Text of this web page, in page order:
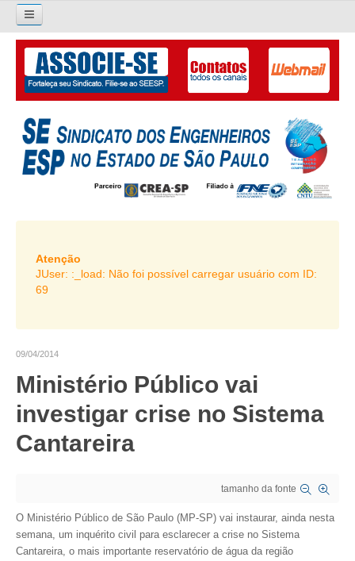
Pesquisar...
O SINDICATO
APRESENTAÇÃO
PALAVRA DO PRESIDENTE
DIRETORIA
LIVRO GESTÃO 2026-2029
SUBSEDES SINDICAIS
ORGANOGRAMA
CRESCE BRASIL
CONSELHO TECNOLÓGICO
HISTÓRICO E ATUAÇÃO
CONSELHOS ASSESSORES
PERSONALIDADES DA TECNOLOGIA
Atenção
JUser: :_load: Não foi possível carregar usuário com ID:
69
09/04/2014
Ministério Público vai
investigar crise no Sistema
Cantareira
tamanho da fonte
O Ministério Público de São Paulo (MP-SP) vai instaurar, ainda nesta
semana, um inquérito civil para esclarecer a crise no Sistema
Cantareira, o mais importante reservatório de água da região